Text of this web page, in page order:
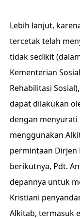
Lebih lanjut,
tercetak telah
tidak sedikit
Kementerian
Rehabilitasi
dapat dilakukan
dengan menyurati
menggunakan
permintaan Dirjen
berikutnya, Pdt.
depannya untuk
Kristiani
Alkitab, termasuk